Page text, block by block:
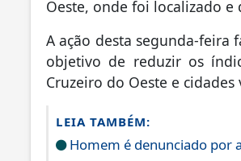
Oeste, onde foi localizado e
A ação desta segunda-feira
objetivo de reduzir os
Cruzeiro do Oeste e cidades
LEIA TAMBÉM:
Homem é denunciado por